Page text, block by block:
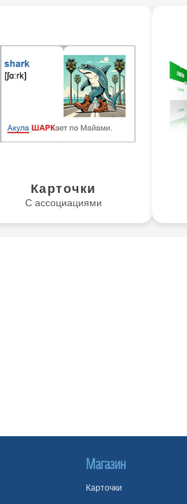
Карточки
С ассоциациями
Магазин
Карточки